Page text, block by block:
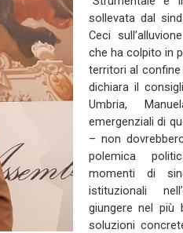
sollevata dal
Ceci
che ha colpito in
territori al confine
dichiara il
Umbria,
emergenziali di
– non
polemica
momenti di
istituzionali
giungere nel più
soluzioni